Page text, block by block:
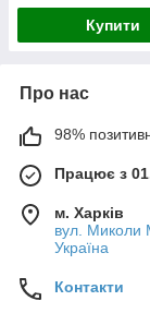
Купити
Про нас
98%
Працює з
м. Харків
вул. Миколи
Україна
Контакти